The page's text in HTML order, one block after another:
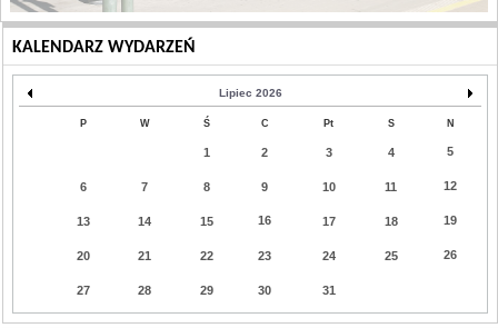
KALENDARZ WYDARZEŃ
Lipiec 2026
P W Ś C Pt S N
1 2 3 4 5
6 7 8 9 10 11 12
13 14 15 16 17 18 19
20 21 22 23 24 25 26
27 28 29 30 31